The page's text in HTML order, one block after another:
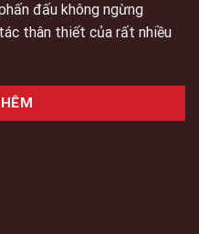
đấu không ngừng
thân thiết của rất nhiều